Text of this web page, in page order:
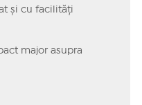
și cu facilități
major asupra